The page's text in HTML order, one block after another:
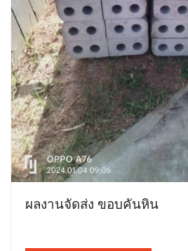
ผลงานจัดส่ง ขอบคันหิน